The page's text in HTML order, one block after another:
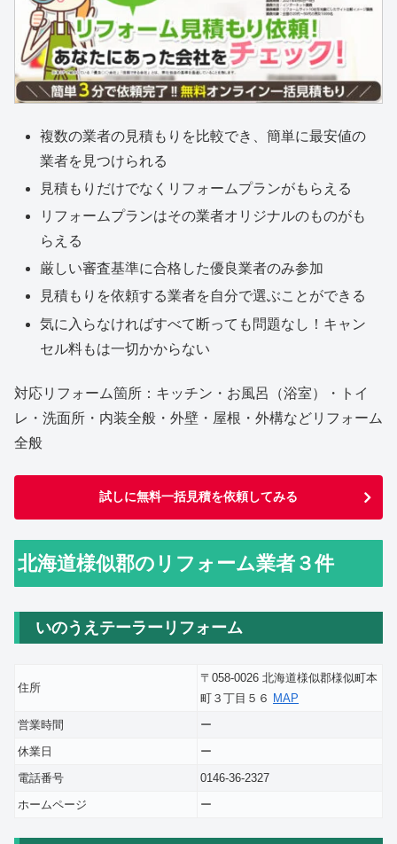
複数の業者の見積もりを比較でき、簡単に最安値の
業者を見つけられる
見積もりだけでなくリフォームプランがもらえる
リフォームプランはその業者オリジナルのものがも
らえる
厳しい審査基準に合格した優良業者のみ参加
見積もりを依頼する業者を自分で選ぶことができる
気に入らなければすべて断っても問題なし！キャン
セル料もは一切かからない
対応リフォーム箇所：キッチン・お風呂（浴室）・トイ
レ・洗面所・内装全般・外壁・屋根・外構などリフォーム
全般
試しに無料一括見積を依頼してみる
北海道様似郡のリフォーム業者３件
いのうえテーラーリフォーム
住所
〒058-0026 北海道様似郡様似町本
町３丁目５６ MAP
営業時間
ー
休業日
ー
電話番号
0146-36-2327
ホームページ
ー